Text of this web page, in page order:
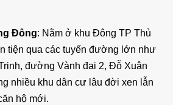
Đông: Nằm ở khu Đông TP Thủ
tiện qua các tuyến đường lớn như
đường Vành đai 2, Đỗ Xuân
nhiều khu dân cư lâu đời xen lẫn
hộ mới.